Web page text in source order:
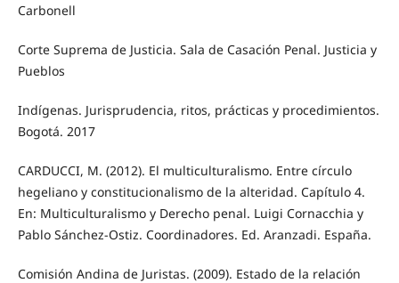
Carbonell
Corte Suprema de Justicia. Sala de Casación Penal. Justicia y
Pueblos
Indígenas. Jurisprudencia, ritos, prácticas y procedimientos.
Bogotá. 2017
CARDUCCI, M. (2012). El multiculturalismo. Entre círculo
hegeliano y constitucionalismo de la alteridad. Capítulo 4.
En: Multiculturalismo y Derecho penal. Luigi Cornacchia y
Pablo Sánchez-Ostiz. Coordinadores. Ed. Aranzadi. España.
Comisión Andina de Juristas. (2009). Estado de la relación